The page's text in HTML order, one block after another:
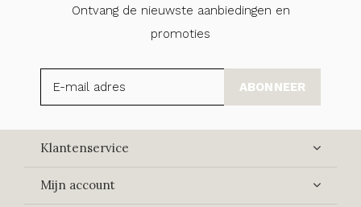
Ontvang de nieuwste aanbiedingen en
promoties
ABONNEER
Klantenservice
Mijn account